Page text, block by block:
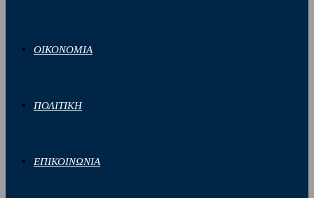
ΟΙΚΟΝΟΜΙΑ
ΠΟΛΙΤΙΚΗ
ΕΠΙΚΟΙΝΩΝΙΑ